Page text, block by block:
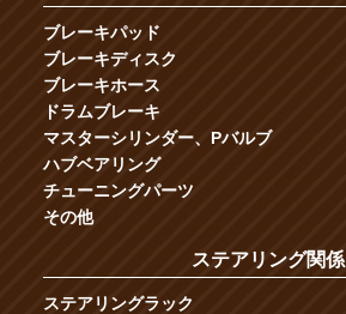
ブレーキパッド
ブレーキディスク
ブレーキホース
ドラムブレーキ
マスターシリンダー、Pバルブ
ハブベアリング
チューニングパーツ
その他
ステアリング関係
ステアリングラック